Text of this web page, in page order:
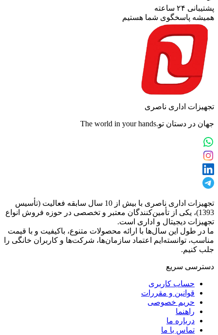
پشتیبانی ۲۴ ساعته
همیشه پاسخگوی شما هستیم
تجهیزات اداری ناصری
جهان در دستان تو.The world in your hands
تجهیزات اداری ناصری با بیش از 10 سال سابقه فعالیت (تأسیس
1393)، یکی از تأمین‌کنندگان معتبر و تخصصی در حوزه فروش انواع
تجهیزات دیجیتال و اداری است.
ما در طول این سال‌ها با ارائه محصولات متنوع، باکیفیت و با قیمت
مناسب، توانسته‌ایم اعتماد سازمان‌ها، شرکت‌ها و کاربران خانگی را
جلب کنیم.
دسترسی سریع
حساب کاربری
قوانین و مقررات
حریم خصوصی
راهنما
درباره ما
تماس با ما